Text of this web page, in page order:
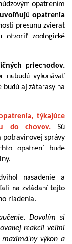
opatrením
uvoľňujú opatrenia
presunu zvierat
otvoriť zoologické
priechodov.
nebudú vykonávať
budú aj zátarasy na
týkajúce
do chovov. Sú
potravinovej správy
opatrení bude
nasadenie a
na zvládaní tejto
riadenia.
Dovolím si
reakcii veľmi
výkon a